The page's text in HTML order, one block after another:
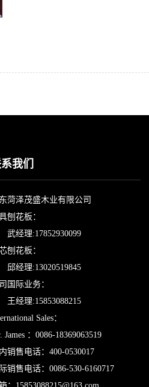
我们
菏泽茂盛木业有限公司
刨花板：
经理:17852930099
刨花板：
经理:13020519845
国际业务：
经理:15853088215
Sales：
James ：0086-18369063519
销售电话：400-0530017
销售电话：0086-530-6160717